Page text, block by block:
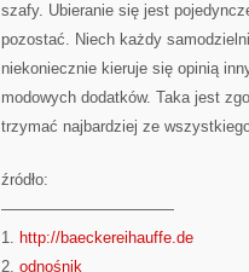
szafy. Ubieranie się jest
pozostać. Niech każdy
niekoniecznie kieruje się opinią
modowych dodatków. Taka jest
trzymać najbardziej ze
źródło:
———————————
1. http://baeckereihauffe.de
2. odnośnik